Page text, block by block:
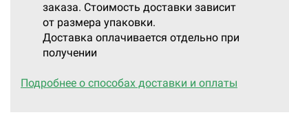
заказа. Стоимость доставки зависит
от размера упаковки.
Доставка оплачивается отдельно при
получении
Подробнее о способах доставки и оплаты